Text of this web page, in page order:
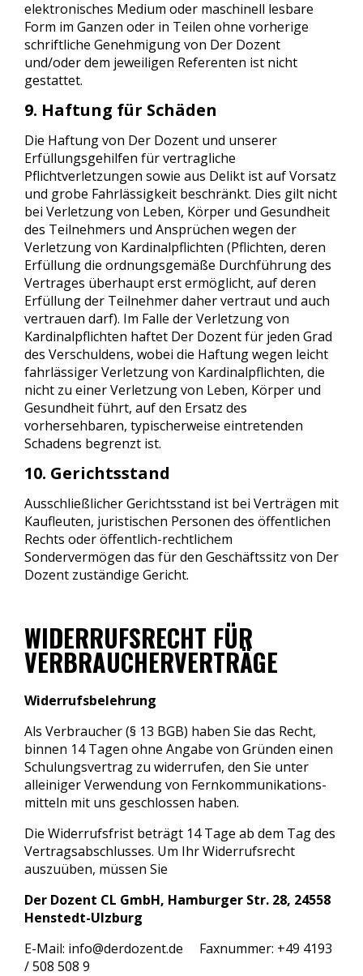
elektronisches Medium oder maschinell lesbare
Form im Ganzen oder in Teilen ohne vorherige
schriftliche Genehmigung von Der Dozent
und/oder dem jeweiligen Referenten ist nicht
gestattet.
9. Haftung für Schäden
Die Haftung von Der Dozent und unserer
Erfüllungsgehilfen für vertragliche
Pflichtverletzungen sowie aus Delikt ist auf Vorsatz
und grobe Fahrlässigkeit beschränkt. Dies gilt nicht
bei Verletzung von Leben, Körper und Gesundheit
des Teilnehmers und Ansprüchen wegen der
Verletzung von Kardinalpflichten (Pflichten, deren
Erfüllung die ordnungsgemäße Durchführung des
Vertrages überhaupt erst ermöglicht, auf deren
Erfüllung der Teilnehmer daher vertraut und auch
vertrauen darf). Im Falle der Verletzung von
Kardinalpflichten haftet Der Dozent für jeden Grad
des Verschuldens, wobei die Haftung wegen leicht
fahrlässiger Verletzung von Kardinalpflichten, die
nicht zu einer Verletzung von Leben, Körper und
Gesundheit führt, auf den Ersatz des
vorhersehbaren, typischerweise eintretenden
Schadens begrenzt ist.
10. Gerichtsstand
Ausschließlicher Gerichtsstand ist bei Verträgen mit
Kaufleuten, juristischen Personen des öffentlichen
Rechts oder öffentlich-rechtlichem
Sondervermögen das für den Geschäftssitz von Der
Dozent zuständige Gericht.
WIDERRUFSRECHT FÜR
VERBRAUCHERVERTRÄGE
Widerrufsbelehrung
Als Verbraucher (§ 13 BGB) haben Sie das Recht,
binnen 14 Tagen ohne Angabe von Gründen einen
Schulungsvertrag zu widerrufen, den Sie unter
alleiniger Verwendung von Fernkommunikations-
mitteln mit uns geschlossen haben.
Die Widerrufsfrist beträgt 14 Tage ab dem Tag des
Vertragsabschlusses. Um Ihr Widerrufsrecht
auszuüben, müssen Sie
Der Dozent CL GmbH, Hamburger Str. 28, 24558
Henstedt-Ulzburg
E-Mail: info@derdozent.de Faxnummer: +49 4193
/ 508 508 9